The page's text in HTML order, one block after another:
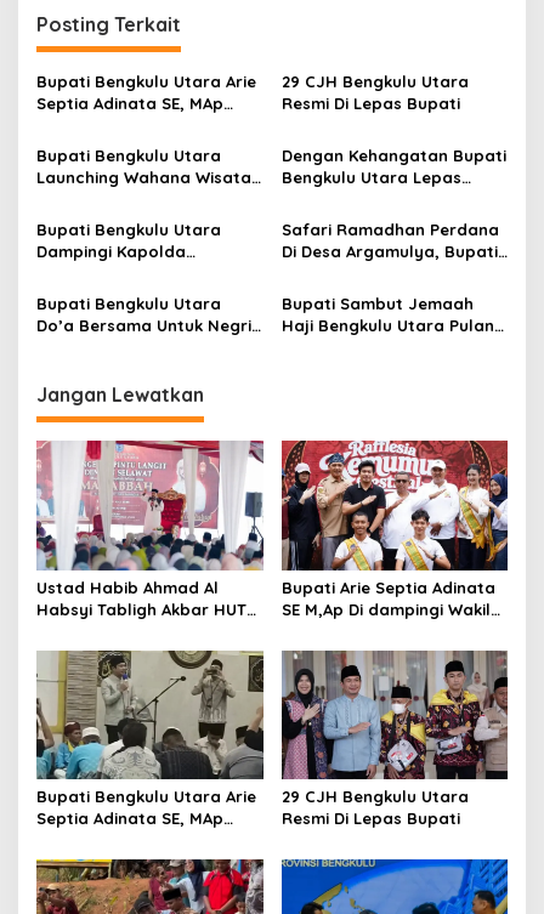
g
a
s
p
o
s
Posting Terkait
Bupati Bengkulu Utara Arie
Septia Adinata SE, MAp
Jemaah Haji Dengan Penuh
Rasa Syukur
29 CJH Bengkulu Utara
Resmi Di Lepas Bupati
Bupati Bengkulu Utara
Launching Wahana Wisata
Dengan Kehangatan Bupati
Bengkulu Utara Lepas
Menyabut Raya Nyepi
Bupati Bengkulu Utara
Dampingi Kapolda
Pertama
Safari Ramadhan Perdana
Di Desa Argamulya, Bupati
Bupati Bengkulu Utara
Do’a Bersama Untuk Negri
Bupati Sambut Jemaah
Haji Bengkulu Utara Pulang
Jangan Lewatkan
Ustad Habib Ahmad Al
Habsyi Tabligh Akbar HUT
Utara
Bupati Arie Septia Adinata
SE M,Ap Di dampingi Wakil
Buka Raflesia Kemumu
Festival
Bupati Bengkulu Utara Arie
Septia Adinata SE, MAp
Jemaah Haji Dengan Penuh
Rasa Syukur
29 CJH Bengkulu Utara
Resmi Di Lepas Bupati